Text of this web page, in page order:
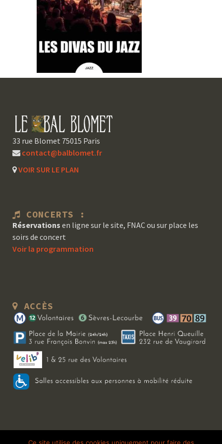
33 rue Blomet 75015 Paris
contact@balblomet.fr
VOIR SUR LE PLAN
CONCERTS :
Réservations en ligne sur le site, FNAC ou sur place les
soirs de concert
Voir la programmation
ACCÈS
Copyright 2026 Le Bal Blomet | Tous droits réservés | Mentions légales